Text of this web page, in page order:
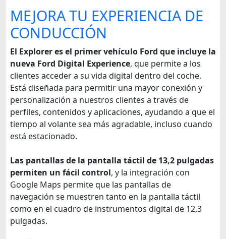
MEJORA TU EXPERIENCIA DE
CONDUCCIÓN
El Explorer es el primer vehículo Ford que incluye la
nueva Ford Digital Experience, que permite a los
clientes acceder a su vida digital dentro del coche.
Está diseñada para permitir una mayor conexión y
personalización a nuestros clientes a través de
perfiles, contenidos y aplicaciones, ayudando a que el
tiempo al volante sea más agradable, incluso cuando
está estacionado.
Las pantallas de la pantalla táctil de 13,2 pulgadas
permiten un fácil control, y la integración con
Google Maps permite que las pantallas de
navegación se muestren tanto en la pantalla táctil
como en el cuadro de instrumentos digital de 12,3
pulgadas.